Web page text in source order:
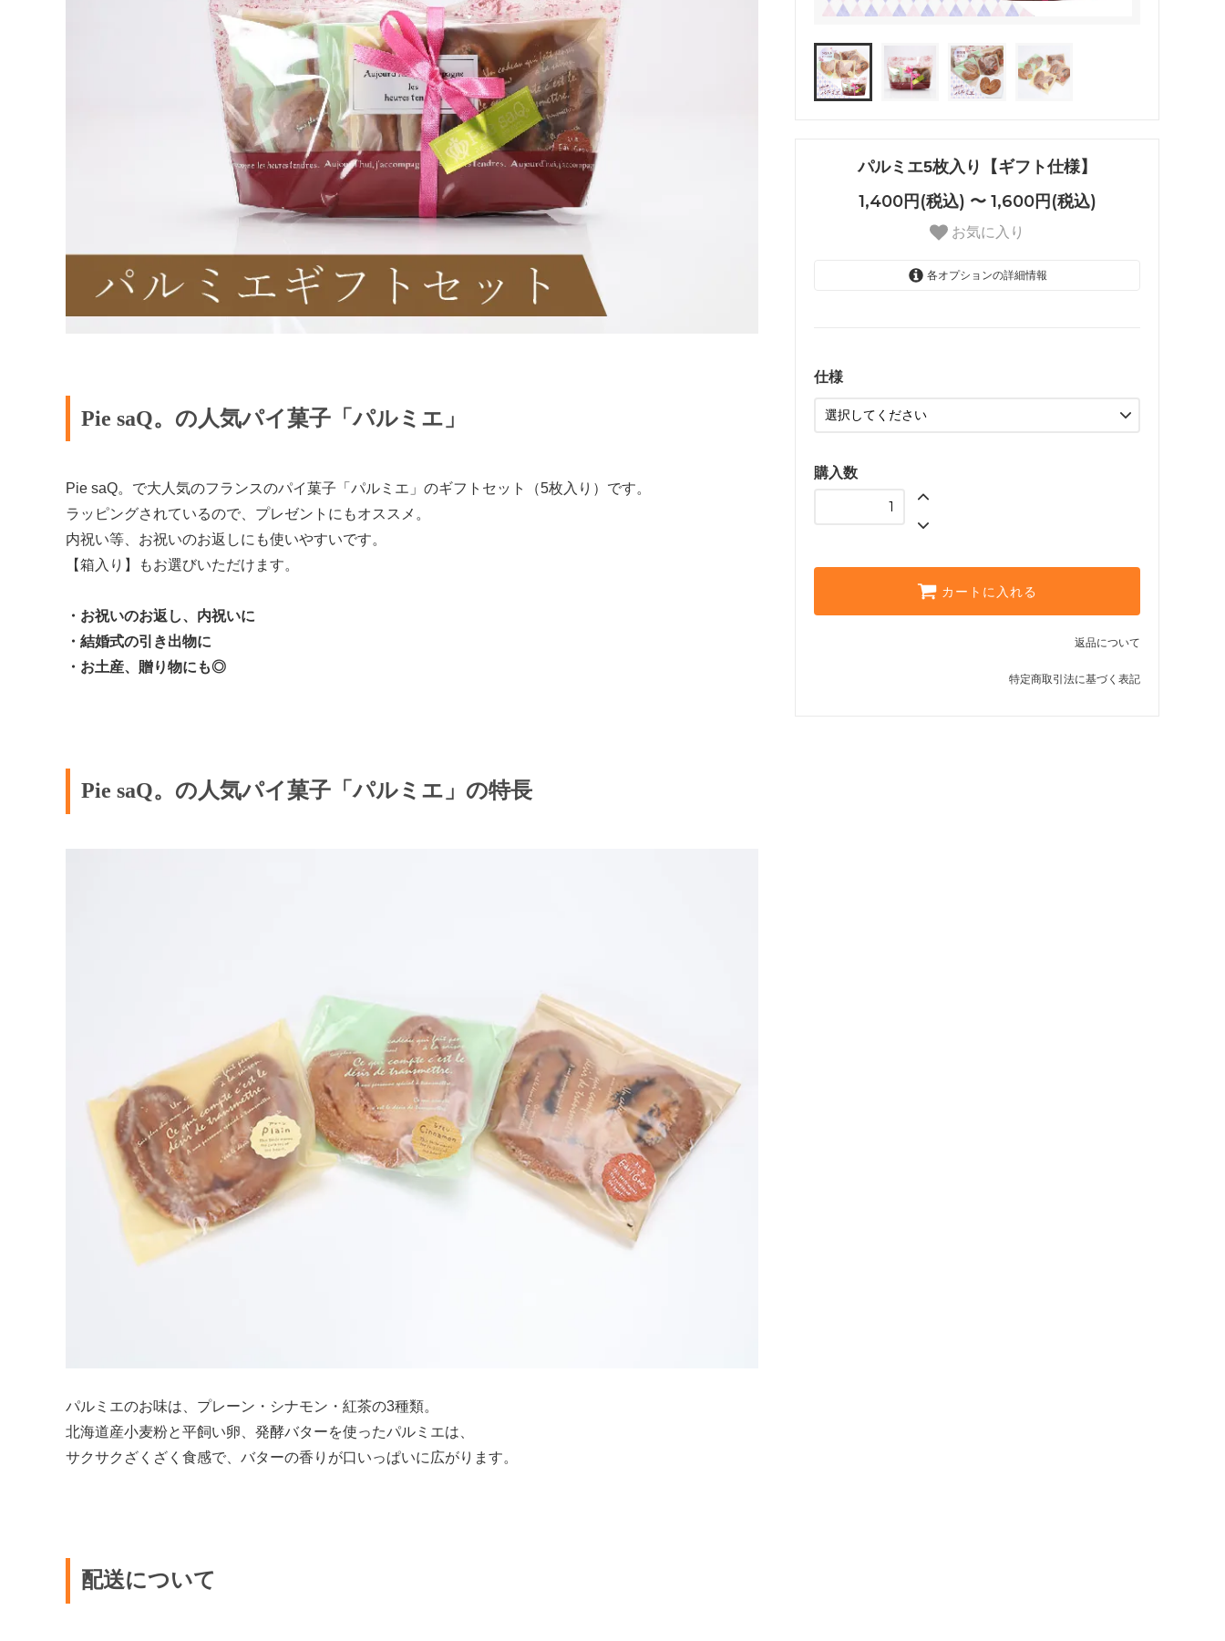
パルミエ5枚入り【ギフト仕様】
1,400円(税込) 〜 1,600円(税込)
お気に入り
各オプションの詳細情報
仕様
購入数
カートに入れる
返品について
特定商取引法に基づく表記
Pie saQ。の人気パイ菓子「パルミエ」
Pie saQ。で大人気のフランスのパイ菓子「パルミエ」のギフトセット（5枚入り）です。
ラッピングされているので、プレゼントにもオススメ。
内祝い等、お祝いのお返しにも使いやすいです。
【箱入り】もお選びいただけます。
・お祝いのお返し、内祝いに
・結婚式の引き出物に
・お土産、贈り物にも◎
Pie saQ。の人気パイ菓子「パルミエ」の特長
パルミエのお味は、プレーン・シナモン・紅茶の3種類。
北海道産小麦粉と平飼い卵、発酵バターを使ったパルミエは、
サクサクざくざく食感で、バターの香りが口いっぱいに広がります。
配送について